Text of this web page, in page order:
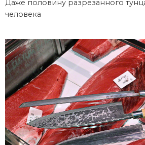
Даже половину разрезанного
человека